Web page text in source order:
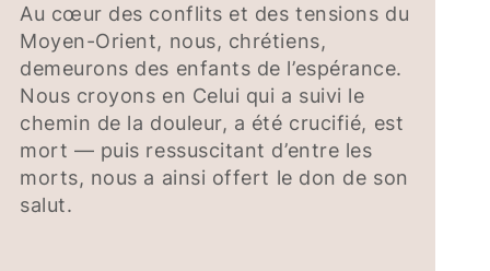
Au cœur des conflits et des tensions du
Moyen-Orient, nous, chrétiens,
demeurons des enfants de l’espérance.
Nous croyons en Celui qui a suivi le
chemin de la douleur, a été crucifié, est
mort — puis ressuscitant d’entre les
morts, nous a ainsi offert le don de son
salut.